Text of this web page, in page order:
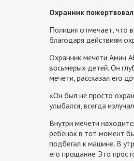
Охранник
Полиция отмечает, что
благодаря действиям
Охранник мечети Амин
восьмерых детей. Он
мечети, рассказал его
«Он был не просто
улыбался, всегда
Внутри мечети
ребёнок в тот момент
подбегал к машине. В
его прощание. Это